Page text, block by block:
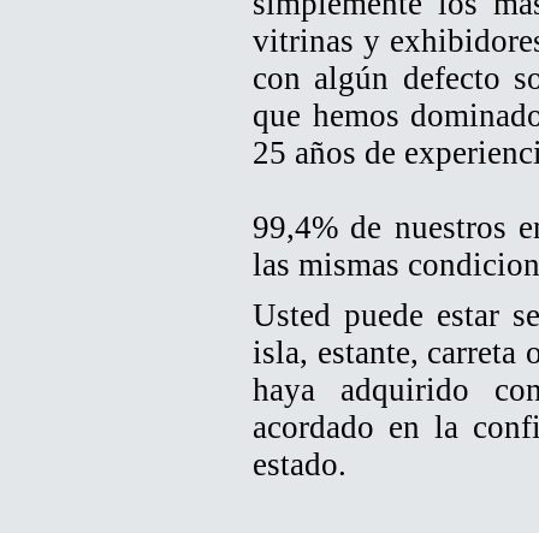
vitrinas y
con algún defecto
que hemos
25 años de
99,4% de nuestros
las mismas
Usted puede estar
isla, estante, carreta
haya adquirido
acordado en la
estado.